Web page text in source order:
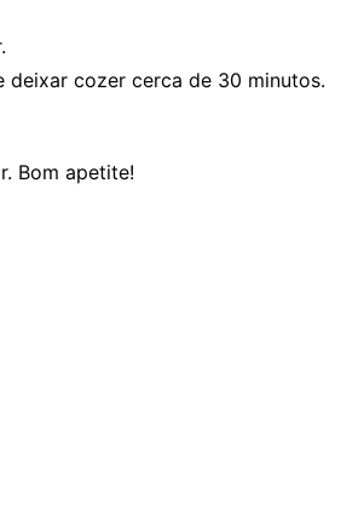
cozer cerca de 30 minutos.
Bom apetite!